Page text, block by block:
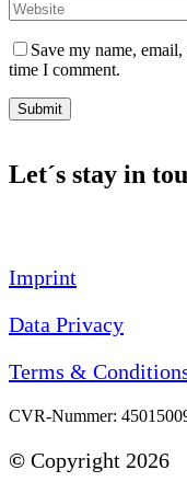
Save my name,
time I comment.
Submit
Let´s stay in
Imprint
Data Privacy
Terms &
CVR-Nummer:
© Copyright 2026